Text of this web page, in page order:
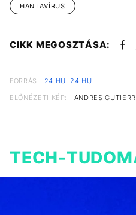
HANTAVÍRUS
CIKK MEGOSZTÁSA:
FORRÁS 24.HU, 24.HU
ELŐNÉZETI KÉP:
ANDRES
TECH-